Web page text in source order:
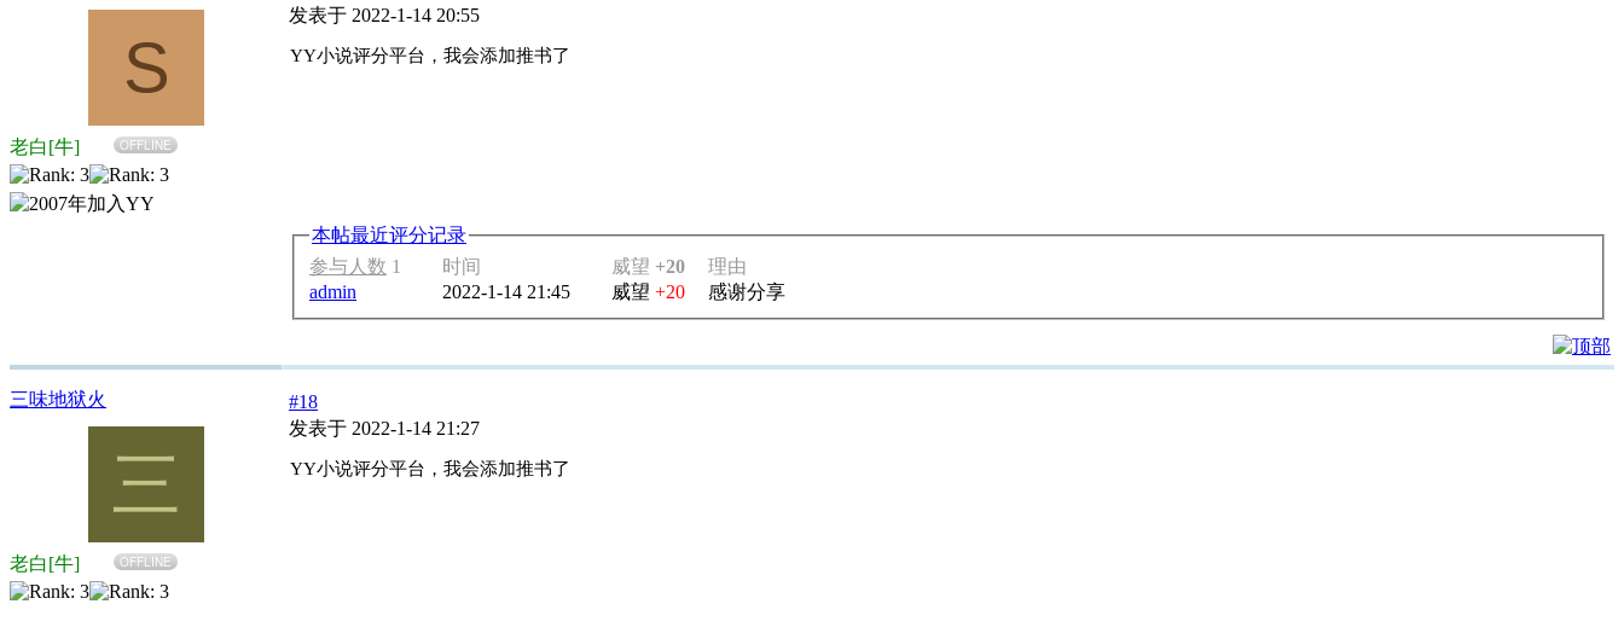
S
老白[牛] OFFLINE
发表于 2022-1-14 20:55
YY小说评分平台，我会添加推书了
本帖最近评分记录
参与人数 1 时间 威望 +20
理由
admin
2022-1-14 21:45 威望 +20 感谢分享
三味地狱火
三
老白[牛] OFFLINE
#18
发表于 2022-1-14 21:27
YY小说评分平台，我会添加推书了